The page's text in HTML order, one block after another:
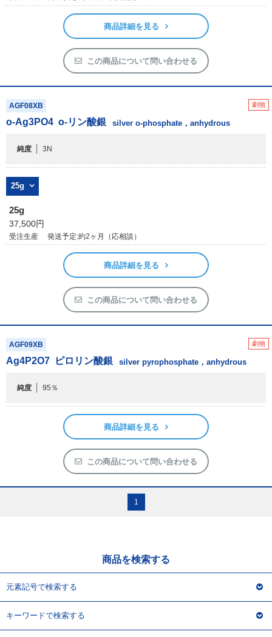
商品詳細を見る
この商品について問い合わせる
劇物
AGF08XB
o-Ag3PO4 o-リン酸銀 silver o-phosphate，anhydrous
純度 3N
25g
25g
37,500円
受注生産 発送予定:約2ヶ月（応相談）
商品詳細を見る
この商品について問い合わせる
劇物
AGF09XB
Ag4P2O7 ピロリン酸銀 silver pyrophosphate，anhydrous
純度 95％
商品詳細を見る
この商品について問い合わせる
1
商品を検索する
元素記号で検索する
キーワードで検索する